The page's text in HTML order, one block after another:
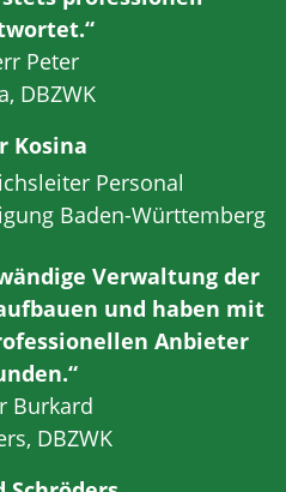
Kosina
Personal
Baden-Württemberg
Verwaltung der
und haben mit
Anbieter